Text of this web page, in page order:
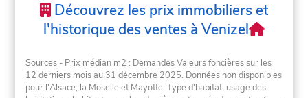
Découvrez les prix immobiliers et
l'historique des ventes à Venizel
Sources - Prix médian m2 : Demandes Valeurs foncières sur les
12 derniers mois au 31 décembre 2025. Données non disponibles
pour l'Alsace, la Moselle et Mayotte. Type d'habitat, usage des